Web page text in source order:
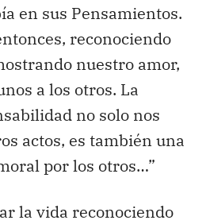
en sus Pensamientos.
reconociendo
nuestro amor,
a los otros. La
no solo nos
actos, es también una
por los otros…”
la vida reconociendo